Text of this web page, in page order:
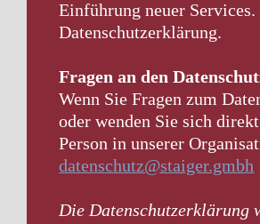
Einführung neuer
Datenschutzerklärung.
Fragen an den
Wenn Sie Fragen zum
oder wenden Sie sich
Person in unserer
datenschutz@staiger.gmbh
Die Datenschutzerklärung